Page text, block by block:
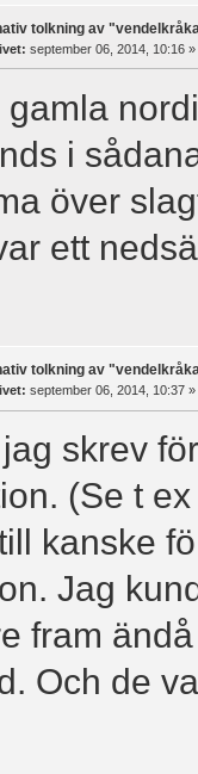
tolkning av
september 06, 2014, 10:16 »
gamla
i
över
ett
tolkning av
september 06, 2014, 10:37 »
skrev
(Se t
kanske
Jag
fram
Och de